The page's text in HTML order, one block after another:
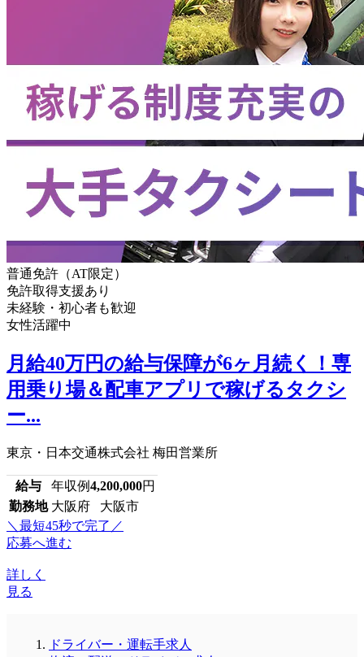
普通免許（AT限定）
免許取得支援あり
未経験・初心者も歓迎
女性活躍中
月給40万円の給与保障が6ヶ月続く！専
用乗り場＆配車アプリで稼げるタクシ
ー...
東京・日本交通株式会社 梅田営業所
給与 年収例4,200,000円
勤務地 大阪府 大阪市
＼最短45秒で完了／
応募へ進む
詳しく
見る
ドライバー・運転手求人